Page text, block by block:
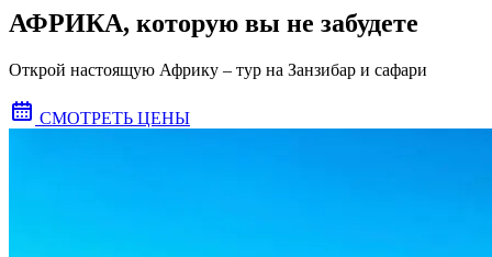
АФРИКА, которую вы не забудете
Открой настоящую Африку – тур на Занзибар и сафари
СМОТРЕТЬ ЦЕНЫ